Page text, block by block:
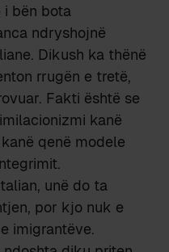
i bën bota
ndryshojnë
Dikush ka thënë
rrugën e tretë,
Fakti është se
kanë
qenë modele
unë do ta
por kjo nuk e
imigrantëve.